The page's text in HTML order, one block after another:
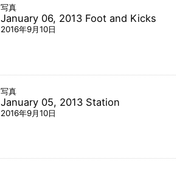
写真
January 06, 2013 Foot and Kicks
2016年9月10日
写真
January 05, 2013 Station
2016年9月10日